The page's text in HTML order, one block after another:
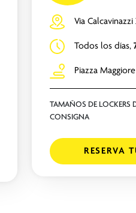
Via Calcavinazzi
Todos los días,
Piazza Maggiore
TAMAÑOS DE LOCKERS
CONSIGNA
RESERVA